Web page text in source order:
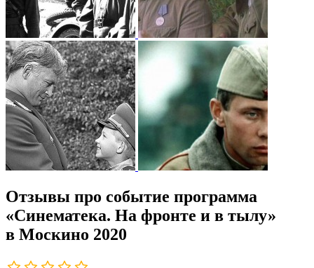
Отзывы про событие программа
«Синематека. На фронте и в тылу»
в Москино 2020